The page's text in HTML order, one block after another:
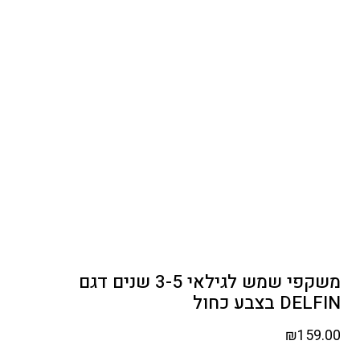
משקפי שמש לגילאי 3-5 שנים דגם
DELFIN בצבע כחול
₪159.00